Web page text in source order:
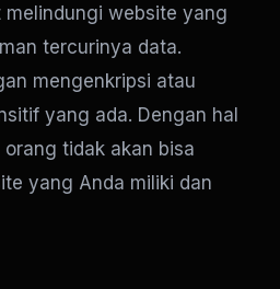
melindungi website yang
tercurinya data.
mengenkripsi atau
yang ada. Dengan hal
tidak akan bisa
yang Anda miliki dan